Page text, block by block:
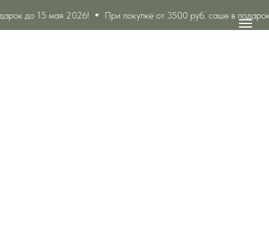
до 15 мая 2026! При покупке от 3500 руб. саше в